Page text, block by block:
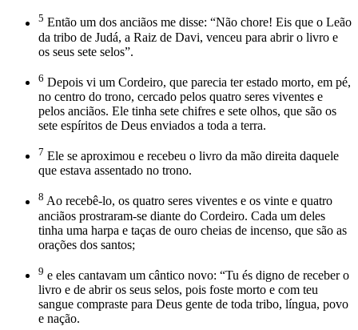
5 Então um dos anciãos me disse: “Não chore! Eis que o Leão
da tribo de Judá, a Raiz de Davi, venceu para abrir o livro e
os seus sete selos”.
6 Depois vi um Cordeiro, que parecia ter estado morto, em pé,
no centro do trono, cercado pelos quatro seres viventes e
pelos anciãos. Ele tinha sete chifres e sete olhos, que são os
sete espíritos de Deus enviados a toda a terra.
7 Ele se aproximou e recebeu o livro da mão direita daquele
que estava assentado no trono.
8 Ao recebê-lo, os quatro seres viventes e os vinte e quatro
anciãos prostraram-se diante do Cordeiro. Cada um deles
tinha uma harpa e taças de ouro cheias de incenso, que são as
orações dos santos;
9 e eles cantavam um cântico novo: “Tu és digno de receber o
livro e de abrir os seus selos, pois foste morto e com teu
sangue compraste para Deus gente de toda tribo, língua, povo
e nação.